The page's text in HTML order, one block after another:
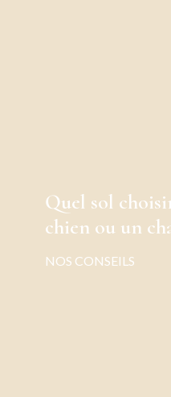
Quel sol
chien ou un
NOS CONSEILS